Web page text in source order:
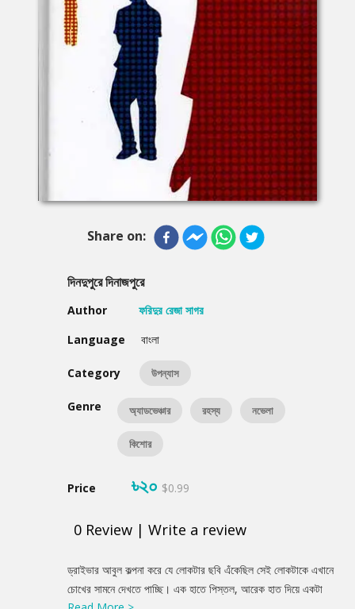
Share on:
দিনদুপুরে দিনাজপুরে
Author
ফরিদুর রেজা সাগর
Language
বাংলা
Category উপন্যাস
Genre অ্যাডভেঞ্চার রহস্য নভেলা
কিশোর
Price ৳২০ $0.99
0 Review | Write a review
Product
Summery
ড্রাইভার আবুল কল্পনা করে যে লোকটার ছবি এঁকেছিল সেই লোকটাকে এখানে
চোখের সামনে দেখতে পাচ্ছি। এক হাতে পিস্তল, আরেক হাত দিয়ে একটা